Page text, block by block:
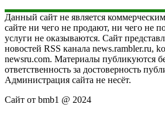
Данный сайт не является
сайте ни чего не продают, ни чего не
услуги не оказываются. Сайт
новостей RSS канала news.rambler.ru,
newsru.com. Материалы публикуются
ответственность за достоверность
Администрация сайта не несёт.
Сайт от bmb1 @ 2024